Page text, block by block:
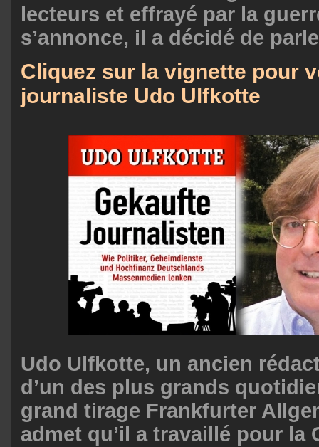
lecteurs et effrayé par la
s’annonce, il a décidé de
Cliquez sur la vignette pour
journaliste Udo Ulfkotte
Udo Ulfkotte, un ancien
d’un des plus grands
grand tirage Frankfurter
admet qu’il a travaillé pour la